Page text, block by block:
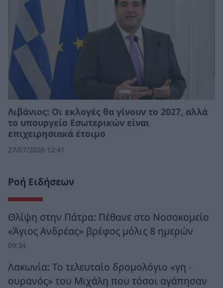
Λιβάνιος: Οι εκλογές θα γίνουν το 2027, αλλά
το υπουργείο Εσωτερικών είναι
επιχειρησιακά έτοιμο
27/07/2026 12:41
Ροή Ειδήσεων
Θλίψη στην Πάτρα: Πέθανε στο Νοσοκομείο
«Άγιος Ανδρέας» βρέφος μόλις 8 ημερών
09:34
Λακωνία: Το τελευταίο δρομολόγιο «γη -
ουρανός» του Μιχάλη που τόσοι αγάπησαν